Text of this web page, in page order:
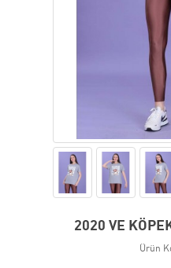
2020 VE
Ürün